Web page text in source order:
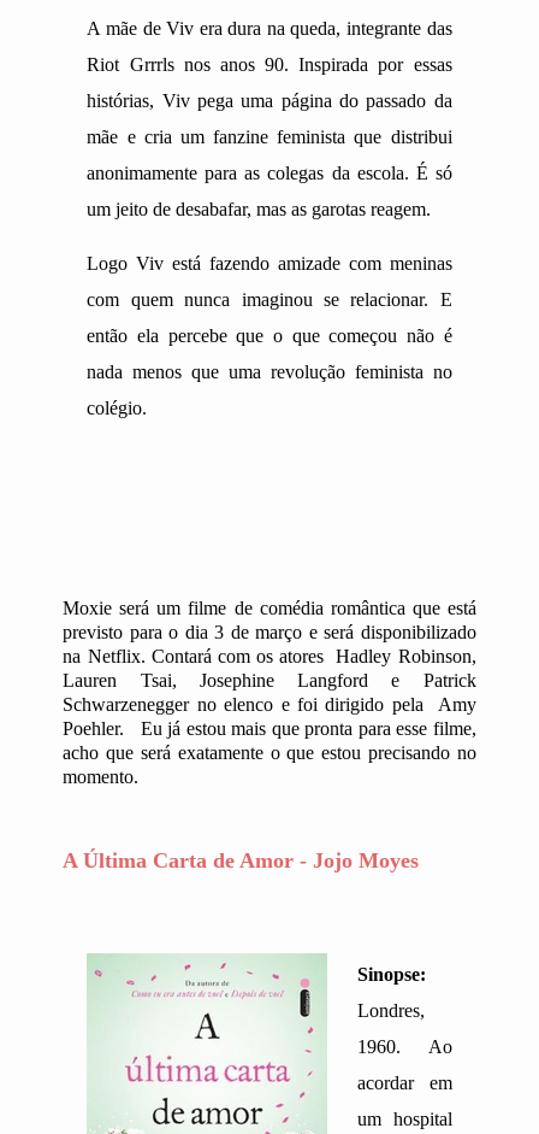
A mãe de Viv era dura na queda, integrante das
Riot Grrrls nos anos 90. Inspirada por essas
histórias, Viv pega uma página do passado da
mãe e cria um fanzine feminista que distribui
anonimamente para as colegas da escola. É só
um jeito de desabafar, mas as garotas reagem.
Logo Viv está fazendo amizade com meninas
com quem nunca imaginou se relacionar. E
então ela percebe que o que começou não é
nada menos que uma revolução feminista no
colégio.
Moxie será um filme de comédia romântica que está
previsto para o dia 3 de março e será disponibilizado
na Netflix. Contará com os atores
Hadley Robinson,
Lauren Tsai, Josephine Langford e Patrick
Schwarzenegger no elenco e foi dirigido pela
Amy
Poehler.
Eu já estou mais que pronta para esse filme,
acho que será exatamente o que estou precisando no
momento.
A Última Carta de Amor - Jojo Moyes
Sinopse:
Londres,
1960. Ao
acordar em
um hospital